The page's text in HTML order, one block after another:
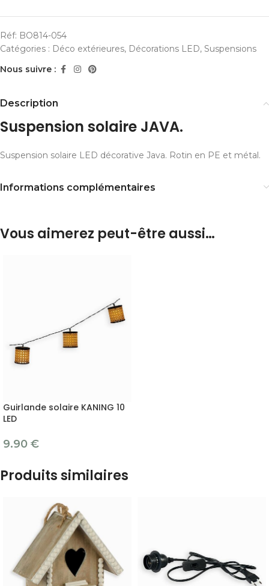
Réf: BO814-054
Catégories : Déco extérieures, Décorations LED, Suspensions
Nous suivre :
Description
Suspension solaire JAVA.
Suspension solaire LED décorative Java. Rotin en PE et métal.
Informations complémentaires
Vous aimerez peut-être aussi…
Guirlande solaire KANING 10
LED
9.90 €
Produits similaires